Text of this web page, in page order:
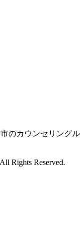
のカウンセリングル
Rights Reserved.